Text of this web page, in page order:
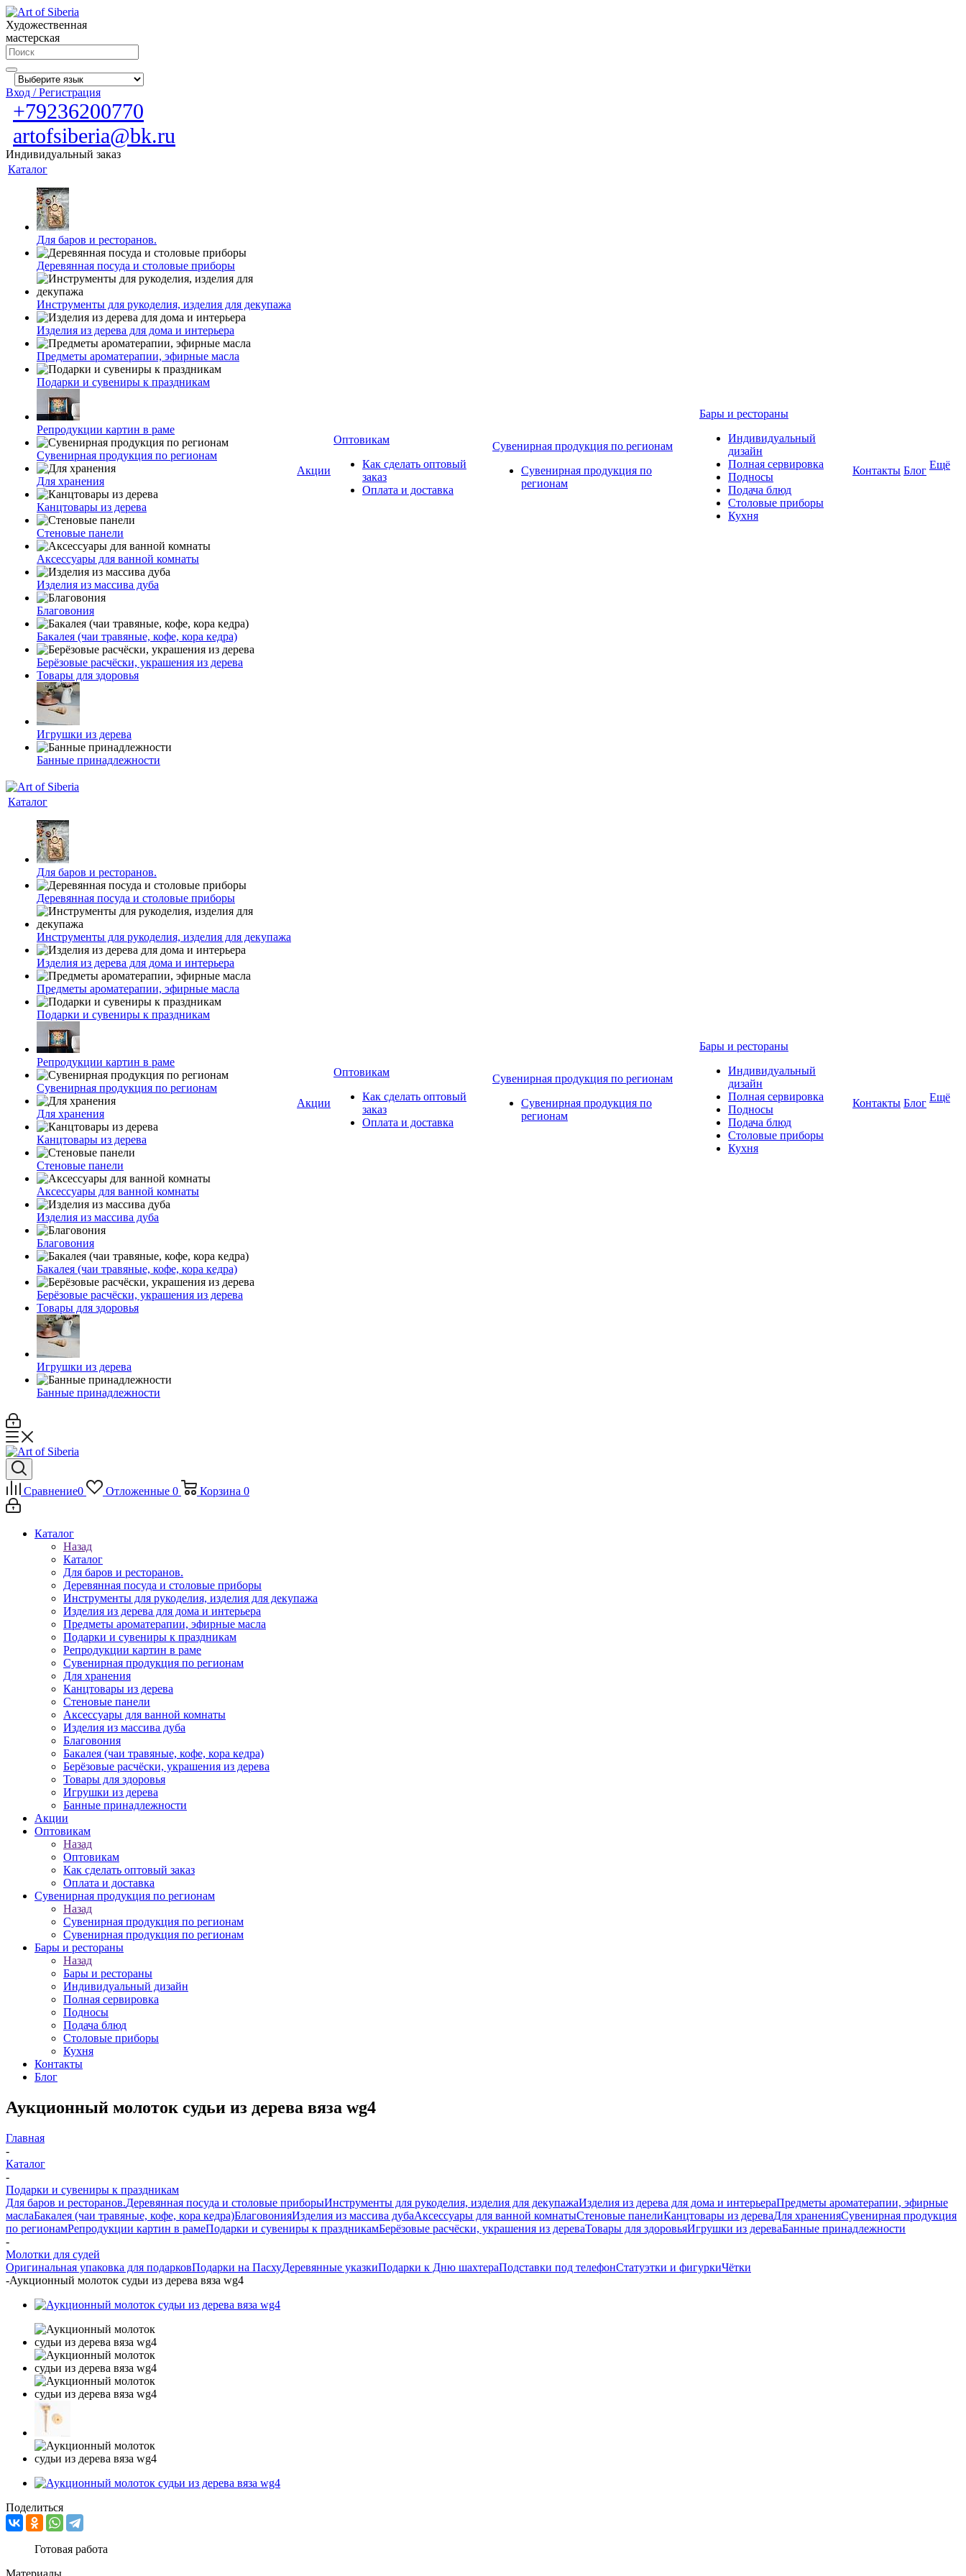
Художественная
мастерская
Вход / Регистрация
+79236200770
artofsiberia@bk.ru
Индивидуальный заказ
Каталог
Для баров и ресторанов.
Деревянная посуда и столовые приборы
Инструменты для рукоделия, изделия для декупажа
Изделия из дерева для дома и интерьера
Предметы ароматерапии, эфирные масла
Подарки и сувениры к праздникам
Репродукции картин в раме
Сувенирная продукция по регионам
Для хранения
Канцтовары из дерева
Стеновые панели
Аксессуары для ванной комнаты
Изделия из массива дуба
Благовония
Бакалея (чаи травяные, кофе, кора кедра)
Берёзовые расчёски, украшения из дерева
Товары для здоровья
Игрушки из дерева
Банные принадлежности
Акции
Оптовикам
Как сделать оптовый
заказ
Оплата и доставка
Сувенирная продукция по регионам
Сувенирная продукция по
регионам
Бары и рестораны
Индивидуальный
дизайн
Полная сервировка
Подносы
Подача блюд
Столовые приборы
Кухня
Контакты Блог Ещё
Каталог
Для баров и ресторанов.
Деревянная посуда и столовые приборы
Инструменты для рукоделия, изделия для декупажа
Изделия из дерева для дома и интерьера
Предметы ароматерапии, эфирные масла
Подарки и сувениры к праздникам
Репродукции картин в раме
Сувенирная продукция по регионам
Для хранения
Канцтовары из дерева
Стеновые панели
Аксессуары для ванной комнаты
Изделия из массива дуба
Благовония
Бакалея (чаи травяные, кофе, кора кедра)
Берёзовые расчёски, украшения из дерева
Товары для здоровья
Игрушки из дерева
Банные принадлежности
Акции
Оптовикам
Как сделать оптовый
заказ
Оплата и доставка
Сувенирная продукция по регионам
Сувенирная продукция по
регионам
Бары и рестораны
Индивидуальный
дизайн
Полная сервировка
Подносы
Подача блюд
Столовые приборы
Кухня
Контакты Блог Ещё
Сравнение0 Отложенные 0 Корзина 0
Каталог
Назад
Каталог
Для баров и ресторанов.
Деревянная посуда и столовые приборы
Инструменты для рукоделия, изделия для декупажа
Изделия из дерева для дома и интерьера
Предметы ароматерапии, эфирные масла
Подарки и сувениры к праздникам
Репродукции картин в раме
Сувенирная продукция по регионам
Для хранения
Канцтовары из дерева
Стеновые панели
Аксессуары для ванной комнаты
Изделия из массива дуба
Благовония
Бакалея (чаи травяные, кофе, кора кедра)
Берёзовые расчёски, украшения из дерева
Товары для здоровья
Игрушки из дерева
Банные принадлежности
Акции
Оптовикам
Назад
Оптовикам
Как сделать оптовый заказ
Оплата и доставка
Сувенирная продукция по регионам
Назад
Сувенирная продукция по регионам
Сувенирная продукция по регионам
Бары и рестораны
Назад
Бары и рестораны
Индивидуальный дизайн
Полная сервировка
Подносы
Подача блюд
Столовые приборы
Кухня
Контакты
Блог
Аукционный молоток судьи из дерева вяза wg4
Главная
-
Каталог
-
Подарки и сувениры к праздникам
Для баров и ресторанов.Деревянная посуда и столовые приборыИнструменты для рукоделия, изделия для декупажаИзделия из дерева для дома и интерьераПредметы ароматерапии, эфирные
маслаБакалея (чаи травяные, кофе, кора кедра)БлаговонияИзделия из массива дубаАксессуары для ванной комнатыСтеновые панелиКанцтовары из дереваДля храненияСувенирная продукция
по регионамРепродукции картин в рамеПодарки и сувениры к праздникамБерёзовые расчёски, украшения из дереваТовары для здоровьяИгрушки из дереваБанные принадлежности
-
Молотки для судей
Оригинальная упаковка для подарковПодарки на ПасхуДеревянные указкиПодарки к Дню шахтераПодставки под телефонСтатуэтки и фигуркиЧётки
-Аукционный молоток судьи из дерева вяза wg4
Поделиться
Готовая работа
Материалы